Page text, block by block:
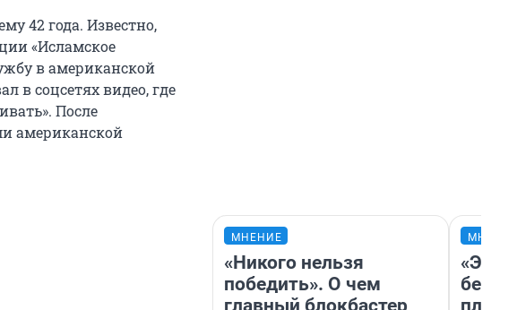
42 года. Известно,
«Исламское
в американской
в соцсетях видео, где
После
американской
МНЕНИЕ
«Никого нельзя
победить». О чем
главный блокбастер
«Это